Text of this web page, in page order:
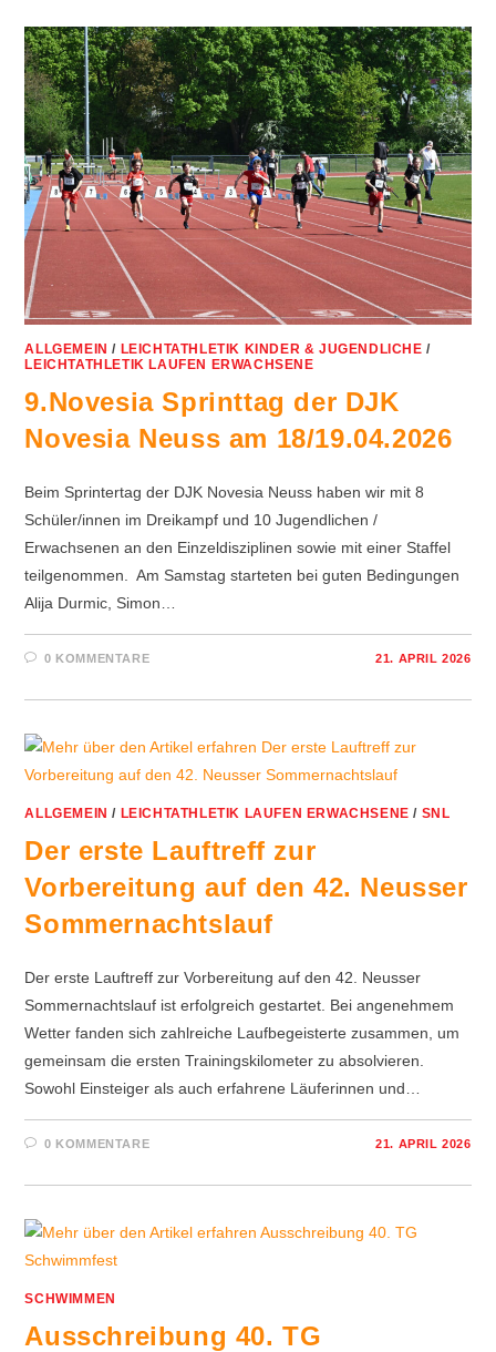
ALLGEMEIN / LEICHTATHLETIK KINDER & JUGENDLICHE /
LEICHTATHLETIK LAUFEN ERWACHSENE
9.Novesia Sprinttag der DJK
Novesia Neuss am 18/19.04.2026
Beim Sprintertag der DJK Novesia Neuss haben wir mit 8
Schüler/innen im Dreikampf und 10 Jugendlichen /
Erwachsenen an den Einzeldisziplinen sowie mit einer Staffel
teilgenommen. Am Samstag starteten bei guten Bedingungen
Alija Durmic, Simon…
0 KOMMENTARE 21. APRIL 2026
ALLGEMEIN / LEICHTATHLETIK LAUFEN ERWACHSENE / SNL
Der erste Lauftreff zur
Vorbereitung auf den 42. Neusser
Sommernachtslauf
Der erste Lauftreff zur Vorbereitung auf den 42. Neusser
Sommernachtslauf ist erfolgreich gestartet. Bei angenehmem
Wetter fanden sich zahlreiche Laufbegeisterte zusammen, um
gemeinsam die ersten Trainingskilometer zu absolvieren.
Sowohl Einsteiger als auch erfahrene Läuferinnen und…
0 KOMMENTARE 21. APRIL 2026
SCHWIMMEN
Ausschreibung 40. TG